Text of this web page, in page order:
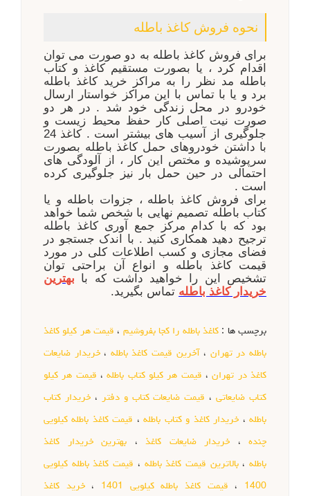
نحوه فروش کاغذ باطله
برای فروش کاغذ باطله به دو صورت می توان
اقدام کرد ، یا بصورت مستقیم کاغذ و کتاب
باطله مد نظر را به مراکز خرید کاغذ باطله
برد و یا با تماس با این مراکز خواستار ارسال
خودرو در محل زندگی خود شد . در هر دو
صورت نیت اصلی کار حفظ محیط زیست و
جلوگیری از آسیب های بیشتر است . کاغذ 24
با داشتن خودروهای حمل کاغذ باطله بصورت
سرپوشیده و مختص این کار ، از آلودگی های
احتمالی در حین حمل بار نیز جلوگیری کرده
است .
برای فروش کاغذ باطله ، جزوات باطله و یا
کتاب باطله تصمیم نهایی با شخص شما خواهد
بود که با کدام مرکز جمع آوری کاغذ باطله
ترجیح دهید همکاری کنید . با اندک جستجو در
فضای مجازی و کسب اطلاعات کلی در مورد
قیمت کاغذ باطله و انواع آن براحتی توان
تشخیص این را خواهید داشت که با بهترین
خریدار کاغذ باطله تماس بگیرید.
برچسب ها : کاغذ باطله را کجا بفروشیم ، قیمت هر کیلو کاغذ
باطله در تهران ، آخرین قیمت کاغذ باطله ،خریدار ضایعات
کاغذ در تهران، قیمت هر کیلو کتاب باطله، قیمت هر کیلو
کتاب ضایعاتی، قیمت ضایعات کتاب و دفتر ،خریدار کتاب
باطله، خریدار کاغذ و کتاب باطله، قیمت کاغذ باطله کیلویی
چنده ، خریدار ضایعات کاغذ ، بهترین خریدار کاغذ
باطله،بالاترین قیمت کاغذ باطله ، قیمت کاغذ باطله کیلویی
1400 ، قیمت کاغذ باطله کیلویی 1401 ،خرید کاغذ